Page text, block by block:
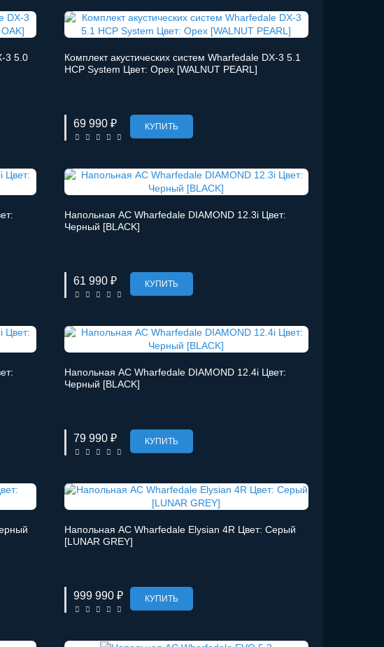
3 5.0
Комплект акустических систем Wharfedale DX-3 5.1
HCP System Цвет: Орех [WALNUT PEARL]
69 990 ₽ КУПИТЬ
Напольная АС Wharfedale DIAMOND 12.3i Цвет:
Черный [BLACK]
61 990 ₽ КУПИТЬ
Напольная АС Wharfedale DIAMOND 12.4i Цвет:
Черный [BLACK]
79 990 ₽ КУПИТЬ
Напольная АС Wharfedale Elysian 4R Цвет: Серый
[LUNAR GREY]
999 990 ₽ КУПИТЬ